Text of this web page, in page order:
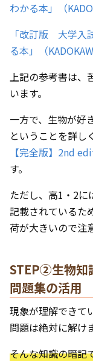
わかる本」（
「改訂版 大学
る本」（
上記の参考書は、
います。
一方で、生物が好
ということを詳し
【完全版】2nd
す。
ただし、高1・2に
記載されているた
荷が大きいので注
STEP②生物知
問題集の活用
現象が理解できて
問題は絶対に解け
そんな知識の暗記